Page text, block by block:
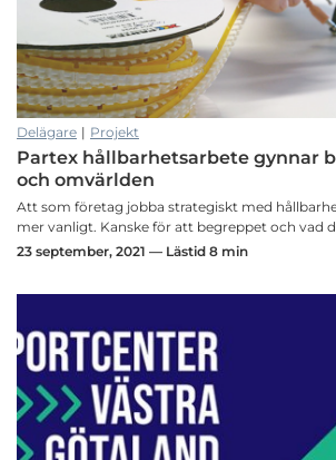
Delägare | Projekt
Partex hållbarhetsarbete gynnar
och omvärlden
Att som företag jobba strategiskt med
mer vanligt. Kanske för att begreppet och vad
23 september, 2021 — Lästid 8 min